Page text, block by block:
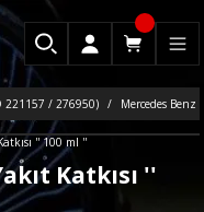
221157 / 276950) Mercedes Benz
Katkısı ''